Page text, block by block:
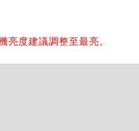
度建議調整至最亮。